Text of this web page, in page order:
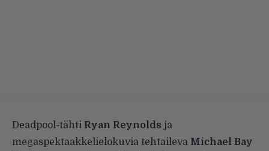
Deadpool-tähti Ryan Reynolds ja
megaspektaakkelielokuvia tehtaileva Michael Bay